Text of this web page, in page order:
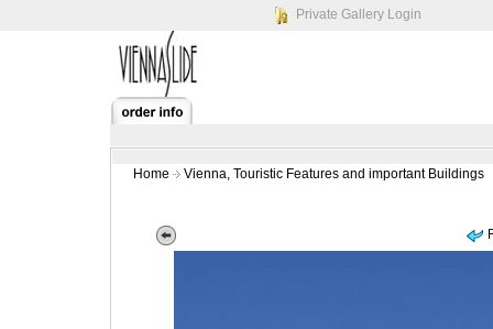
Private Gallery Login
Home Vienna, Touristic Features and important Buildings